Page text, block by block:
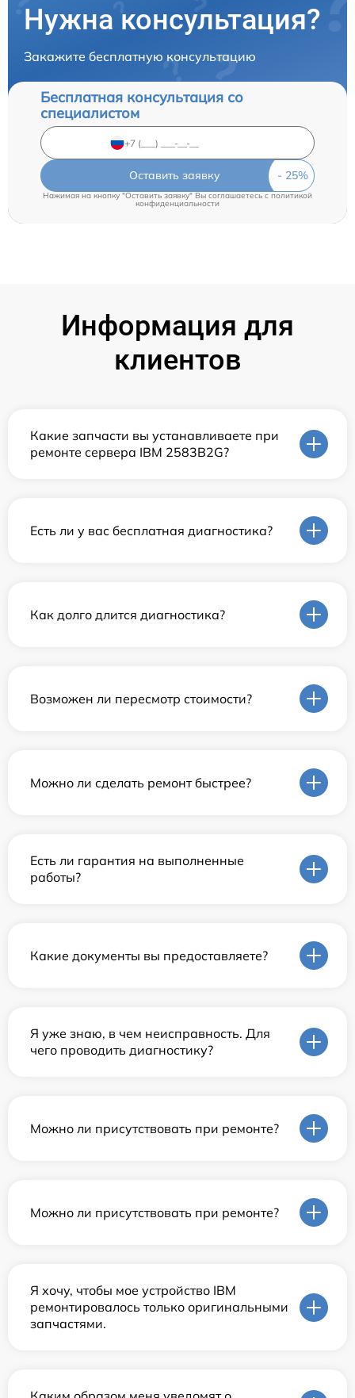
Нужна консультация?
Закажите бесплатную консультацию
Бесплатная консультация со
специалистом
Оставить заявку
Нажимая на кнопку "Оставить заявку" Вы соглашаетесь c политикой
конфиденциальности
Информация для
клиентов
Какие запчасти вы устанавливаете при
ремонте сервера IBM 2583B2G?
Есть ли у вас бесплатная диагностика?
Как долго длится диагностика?
Возможен ли пересмотр стоимости?
Можно ли сделать ремонт быстрее?
Есть ли гарантия на выполненные
работы?
Какие документы вы предоставляете?
Я уже знаю, в чем неисправность. Для
чего проводить диагностику?
Можно ли присутствовать при ремонте?
Можно ли присутствовать при ремонте?
Я хочу, чтобы мое устройство IBM
ремонтировалось только оригинальными
запчастями.